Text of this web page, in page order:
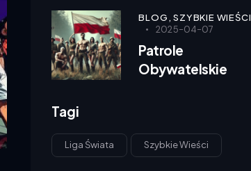
BLOG,SZYBKIE WIEŚCI
2025-04-07
Patrole
Obywatelskie
Tagi
Liga Świata Szybkie Wieści